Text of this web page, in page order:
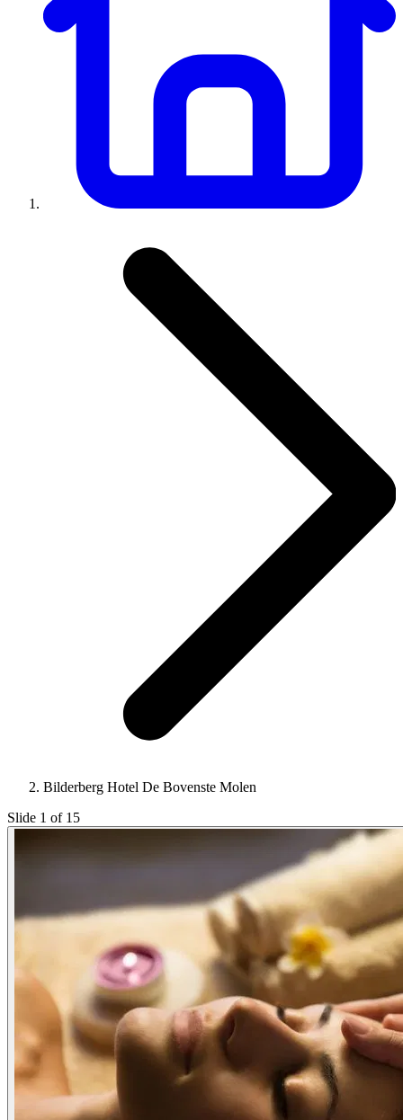
Bilderberg Hotel De Bovenste Molen
Slide 1 of 15